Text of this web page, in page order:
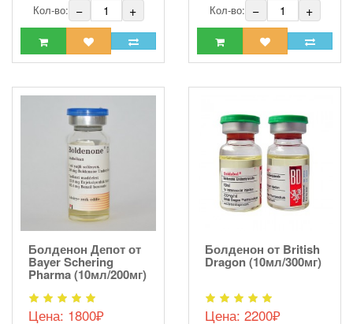
Кол-во: − + Кол-во: − +
Болденон Депот от
Bayer Schering
Pharma (10мл/200мг)
Цена: 1800₽
Болденон от British
Dragon (10мл/300мг)
Цена: 2200₽